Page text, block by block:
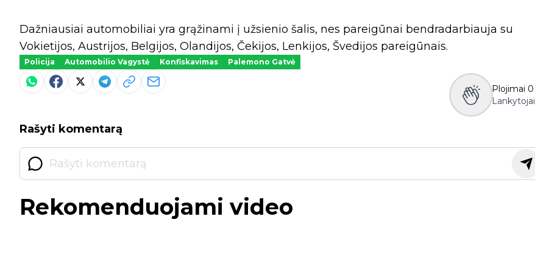
Dažniausiai automobiliai yra grąžinami į užsienio šalis, nes pareigūnai bendradarbiauja su
Vokietijos, Austrijos, Belgijos, Olandijos, Čekijos, Lenkijos, Švedijos pareigūnais.
Policija Automobilio Vagystė Konfiskavimas Palemono Gatvė
Plojimai 0
Lankytojai
Rašyti komentarą
Rekomenduojami video